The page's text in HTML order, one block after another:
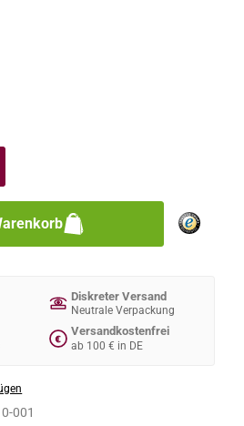
den gewünschten
Diskreter Versand
Neutrale Verpackung
€
Versandkostenfrei
ab 100 € in DE
001